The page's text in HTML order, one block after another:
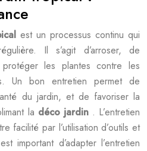
est un processus continu qui
Il s’agit d’arroser, de
les plantes contre les
Un bon entretien permet de
du jardin, et de favoriser la
la déco jardin . L’entretien
facilité par l’utilisation d’outils et
important d’adapter l’entretien